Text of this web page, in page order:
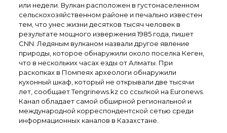
или недели. Вулкан расположен в густонаселенном
сельскохозяйственном районе и печально известен
тем, что унес жизни десятков тысяч человек в
результате мощного извержения 1985 года, пишет
CNN. Ледяным вулканом назвали другое явление
природы, которое обнаружили около поселка Кеген,
что в нескольких часах езды от Алматы. При
раскопках в Помпеях археологи обнаружили
кухонный шкаф, который не открывали две тысячи
лет, сообщает Tengrinews.kz со ссылкой на Euronews.
Канал обладает самой обширной региональной и
международной корреспондентской сетью среди
информационных каналов в Казахстане.